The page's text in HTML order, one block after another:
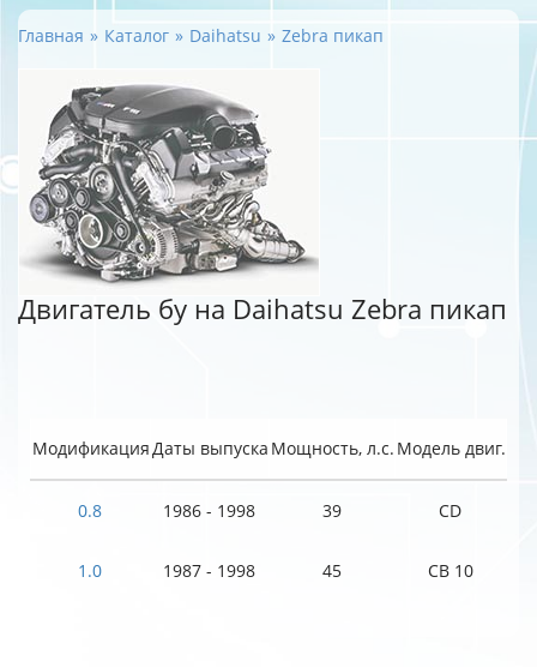
Главная Каталог Daihatsu Zebra пикап
Двигатель бу на Daihatsu Zebra пикап
МодификацияДаты выпуска Мощность, л.с. Модель двиг.
0.8 1986 - 1998 39 CD
1.0 1987 - 1998 45 CB 10